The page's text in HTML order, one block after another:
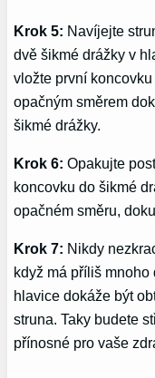
Krok 5: Navíjejte
dvě šikmé drážky v
vložte první
opačným směrem
šikmé drážky.
Krok 6: Opakujte
koncovku do šikmé
opačném směru,
Krok 7: Nikdy
když má příliš mnoho
hlavice dokáže být
struna. Taky budete
přínosné pro vaše